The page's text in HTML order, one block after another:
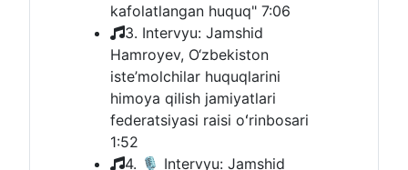
kafolatlangan huquq" 7:06
3. Intervyu: Jamshid
Hamroyev, O‘zbekiston
iste’molchilar huquqlarini
himoya qilish jamiyatlari
federatsiyasi raisi oʻrinbosari
1:52
4. 🎙 Intervyu: Jamshid